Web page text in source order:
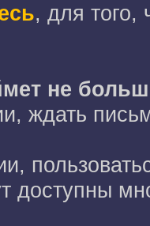
, для того,
не
ждать
доступны